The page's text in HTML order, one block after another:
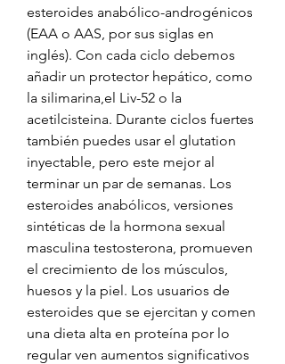
esteroides anabólico-androgénicos
(EAA o AAS, por sus siglas en
inglés). Con cada ciclo debemos
añadir un protector hepático, como
la silimarina,el Liv-52 o la
acetilcisteina. Durante ciclos fuertes
también puedes usar el glutation
inyectable, pero este mejor al
terminar un par de semanas. Los
esteroides anabólicos, versiones
sintéticas de la hormona sexual
masculina testosterona, promueven
el crecimiento de los músculos,
huesos y la piel. Los usuarios de
esteroides que se ejercitan y comen
una dieta alta en proteína por lo
regular ven aumentos significativos